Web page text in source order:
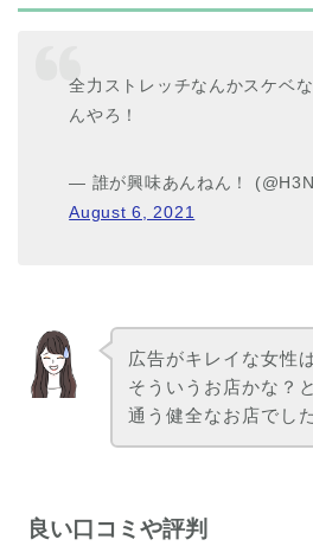
全力ストレッチなんかスケベ
んやろ！
— 誰が興味あんねん！
August 6, 2021
広告がキレイな女性
そういうお店かな？
通う健全なお店でし
良い口コミや評判